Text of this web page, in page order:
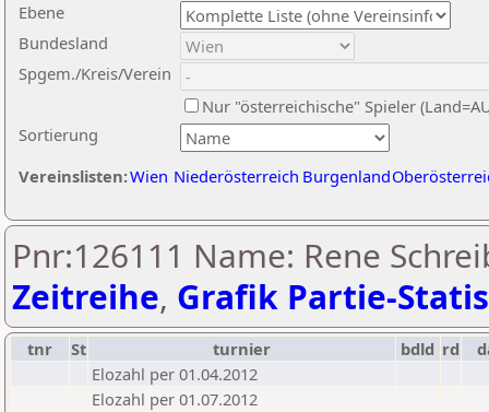
Ebene
Sortierung
Bundesland
Spgem./Kreis/Verein
Nur "österreichische" Spieler
Vereinslisten:Wien Niederösterreich Burgenland
Pnr:126111 Name: Rene
Zeitreihe, Grafik Partie-
tnr St turnier bdld rd
Elozahl per 01.04.2012
Elozahl per 01.07.2012